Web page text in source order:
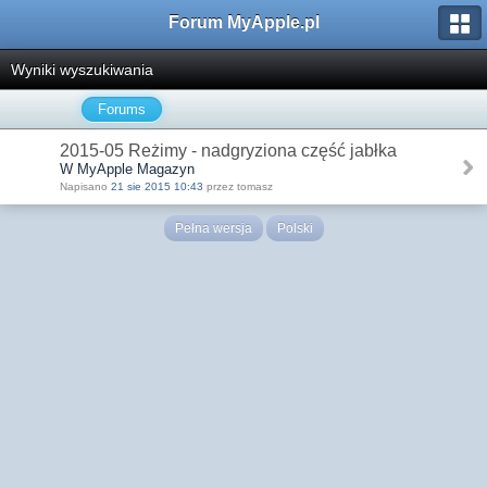
Forum MyApple.pl
Wyniki wyszukiwania
Forums
2015-05 Reżimy - nadgryziona część jabłka
W MyApple Magazyn
Napisano 21 sie 2015 10:43 przez tomasz
Pełna wersja Polski